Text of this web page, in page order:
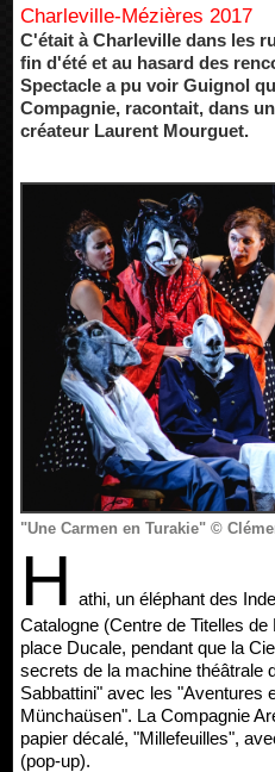
Charleville-Mézières 2017
C'était à Charleville dans les
fin d'été et au hasard des
Spectacle a pu voir Guignol
Compagnie, racontait, dans
créateur Laurent Mourguet.
"Une Carmen en Turakie" ©
H athi, un éléphant des
Catalogne (Centre de Titelles
place Ducale, pendant que la
secrets de la machine théâtrale
Sabbattini" avec les "Aventures
Münchaüsen". La Compagnie
papier décalé, "Millefeuilles",
(pop-up).